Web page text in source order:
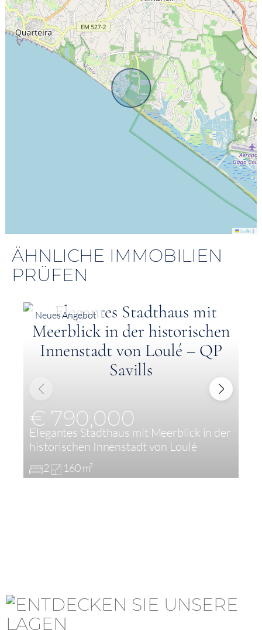
Leaflet |
ÄHNLICHE IMMOBILIEN
PRÜFEN
€ 790,000
Elegantes Stadthaus mit Meerblick in der
historischen Innenstadt von Loulé
2 160 m²
Neues Angebot